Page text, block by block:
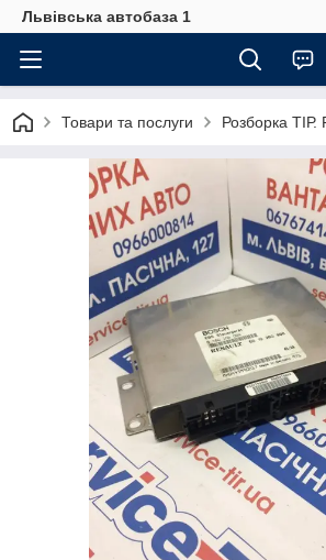
Львівська автобаза 1
Товари та послуги Розборка